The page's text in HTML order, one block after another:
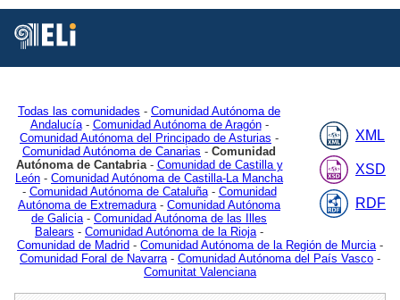
XML
XSD
RDF
Todas las comunidades - Comunidad Autónoma de
Andalucía- Comunidad Autónoma de Aragón-
Comunidad Autónoma del Principado de Asturias -
Comunidad Autónoma de Canarias - Comunidad
Autónoma de Cantabria- Comunidad de Castilla y
León - Comunidad Autónoma de Castilla-La Mancha
- Comunidad Autónoma de Cataluña- Comunidad
Autónoma de Extremadura - Comunidad Autónoma
de Galicia - Comunidad Autónoma de las Illes
Balears - Comunidad Autónoma de la Rioja -
Comunidad de Madrid - Comunidad Autónoma de la Región de Murcia -
Comunidad Foral de Navarra - Comunidad Autónoma del País Vasco -
Comunitat Valenciana